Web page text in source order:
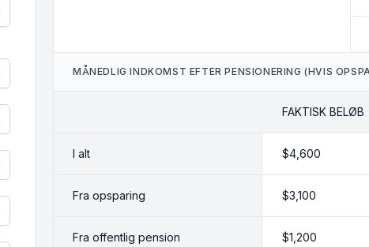
MÅNEDLIG INDKOMST EFTER PENSIONERING (HVIS
FAKTISK BELØB
I alt $4,600
Fra opsparing $3,100
Fra offentlig pension $1,200